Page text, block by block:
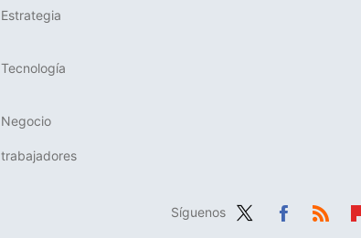
Síguenos
Estrategia
Tecnología
Negocio
trabajadores